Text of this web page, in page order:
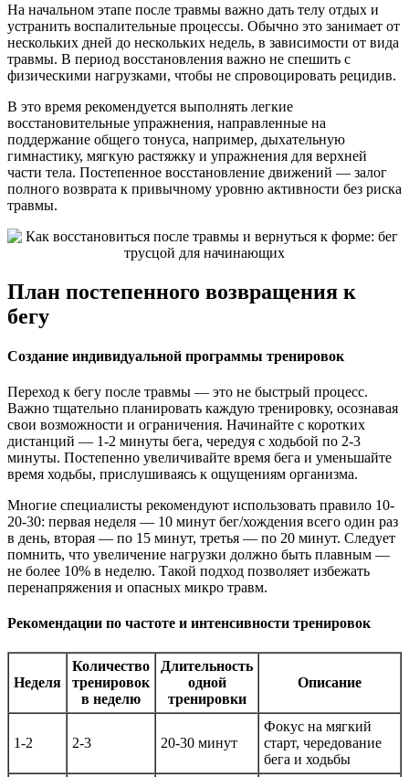
На начальном этапе после травмы важно дать телу отдых и
устранить воспалительные процессы. Обычно это занимает от
нескольких дней до нескольких недель, в зависимости от вида
травмы. В период восстановления важно не спешить с
физическими нагрузками, чтобы не спровоцировать рецидив.
В это время рекомендуется выполнять легкие
восстановительные упражнения, направленные на
поддержание общего тонуса, например, дыхательную
гимнастику, мягкую растяжку и упражнения для верхней
части тела. Постепенное восстановление движений — залог
полного возврата к привычному уровню активности без риска
травмы.
План постепенного возвращения к
бегу
Создание индивидуальной программы тренировок
Переход к бегу после травмы — это не быстрый процесс.
Важно тщательно планировать каждую тренировку, осознавая
свои возможности и ограничения. Начинайте с коротких
дистанций — 1-2 минуты бега, чередуя с ходьбой по 2-3
минуты. Постепенно увеличивайте время бега и уменьшайте
время ходьбы, прислушиваясь к ощущениям организма.
Многие специалисты рекомендуют использовать правило 10-
20-30: первая неделя — 10 минут бег/хождения всего один раз
в день, вторая — по 15 минут, третья — по 20 минут. Следует
помнить, что увеличение нагрузки должно быть плавным —
не более 10% в неделю. Такой подход позволяет избежать
перенапряжения и опасных микро травм.
Рекомендации по частоте и интенсивности тренировок
Неделя
Количество
тренировок
в неделю
Длительность
одной
тренировки
Описание
1-2 2-3 20-30 минут
Фокус на мягкий
старт, чередование
бега и ходьбы